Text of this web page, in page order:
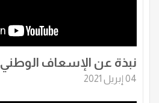
نبذة عن الإسعاف الوطني
04 إبريل 2021